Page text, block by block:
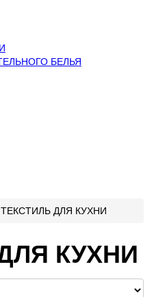
БЕЛЬЯ
ТЕКСТИЛЬ ДЛЯ КУХНИ
КУХНИ